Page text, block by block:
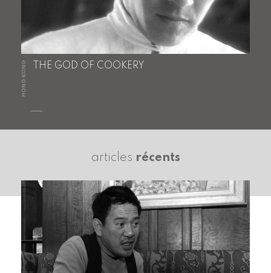
HONG KONG THE GOD OF COOKERY
articles récents